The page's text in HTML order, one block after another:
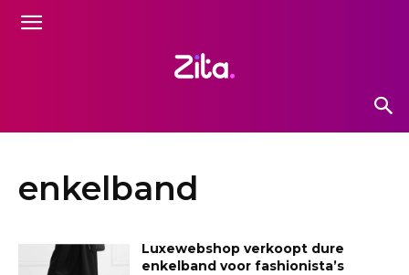
enkelband
Luxewebshop verkoopt dure
enkelband voor fashionista’s